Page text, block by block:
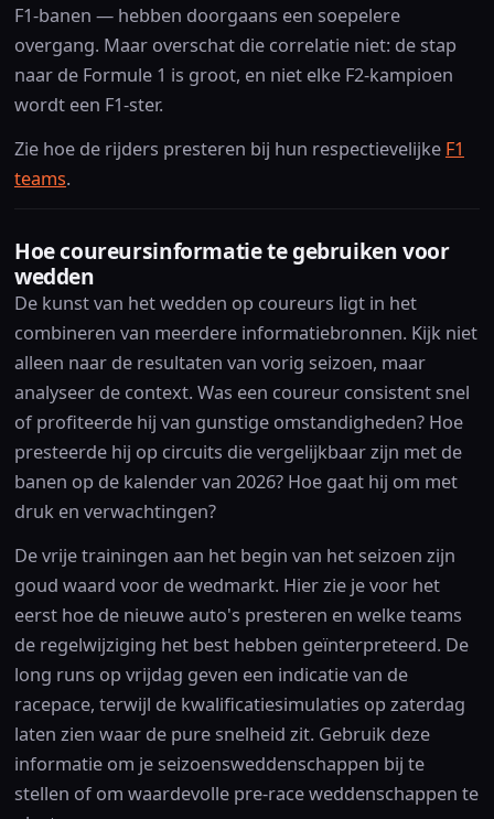
F1-banen — hebben doorgaans een soepelere
overgang. Maar overschat die correlatie niet: de stap
naar de Formule 1 is groot, en niet elke F2-kampioen
wordt een F1-ster.
Zie hoe de rijders presteren bij hun respectievelijke F1
teams.
Hoe coureursinformatie te gebruiken voor
wedden
De kunst van het wedden op coureurs ligt in het
combineren van meerdere informatiebronnen. Kijk niet
alleen naar de resultaten van vorig seizoen, maar
analyseer de context. Was een coureur consistent snel
of profiteerde hij van gunstige omstandigheden? Hoe
presteerde hij op circuits die vergelijkbaar zijn met de
banen op de kalender van 2026? Hoe gaat hij om met
druk en verwachtingen?
De vrije trainingen aan het begin van het seizoen zijn
goud waard voor de wedmarkt. Hier zie je voor het
eerst hoe de nieuwe auto's presteren en welke teams
de regelwijziging het best hebben geïnterpreteerd. De
long runs op vrijdag geven een indicatie van de
racepace, terwijl de kwalificatiesimulaties op zaterdag
laten zien waar de pure snelheid zit. Gebruik deze
informatie om je seizoensweddenschappen bij te
stellen of om waardevolle pre-race weddenschappen te